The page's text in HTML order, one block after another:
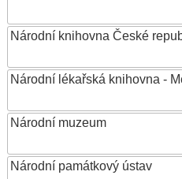
Národní knihovna České
Národní lékařská knihovna -
Národní muzeum
Národní památkový ústav